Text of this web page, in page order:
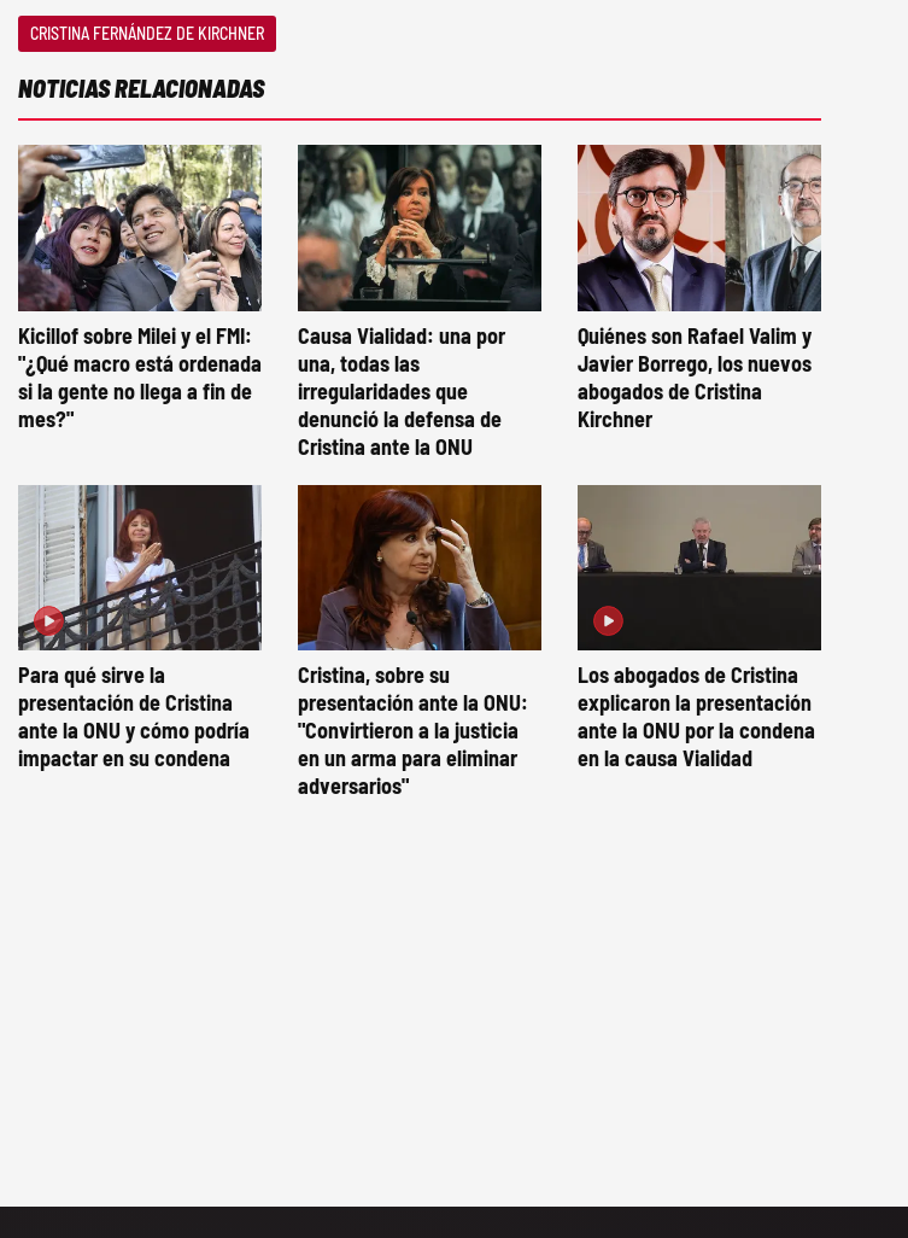
CRISTINA FERNÁNDEZ DE KIRCHNER
NOTICIAS RELACIONADAS
Kicillof sobre Milei y el FMI:
"¿Qué macro está ordenada
si la gente no llega a fin de
mes?"
Causa Vialidad: una por
una, todas las
irregularidades que
denunció la defensa de
Cristina ante la ONU
Quiénes son Rafael Valim y
Javier Borrego, los nuevos
abogados de Cristina
Kirchner
Para qué sirve la
presentación de Cristina
ante la ONU y cómo podría
impactar en su condena
Cristina, sobre su
presentación ante la ONU:
"Convirtieron a la justicia
en un arma para eliminar
adversarios"
Los abogados de Cristina
explicaron la presentación
ante la ONU por la condena
en la causa Vialidad